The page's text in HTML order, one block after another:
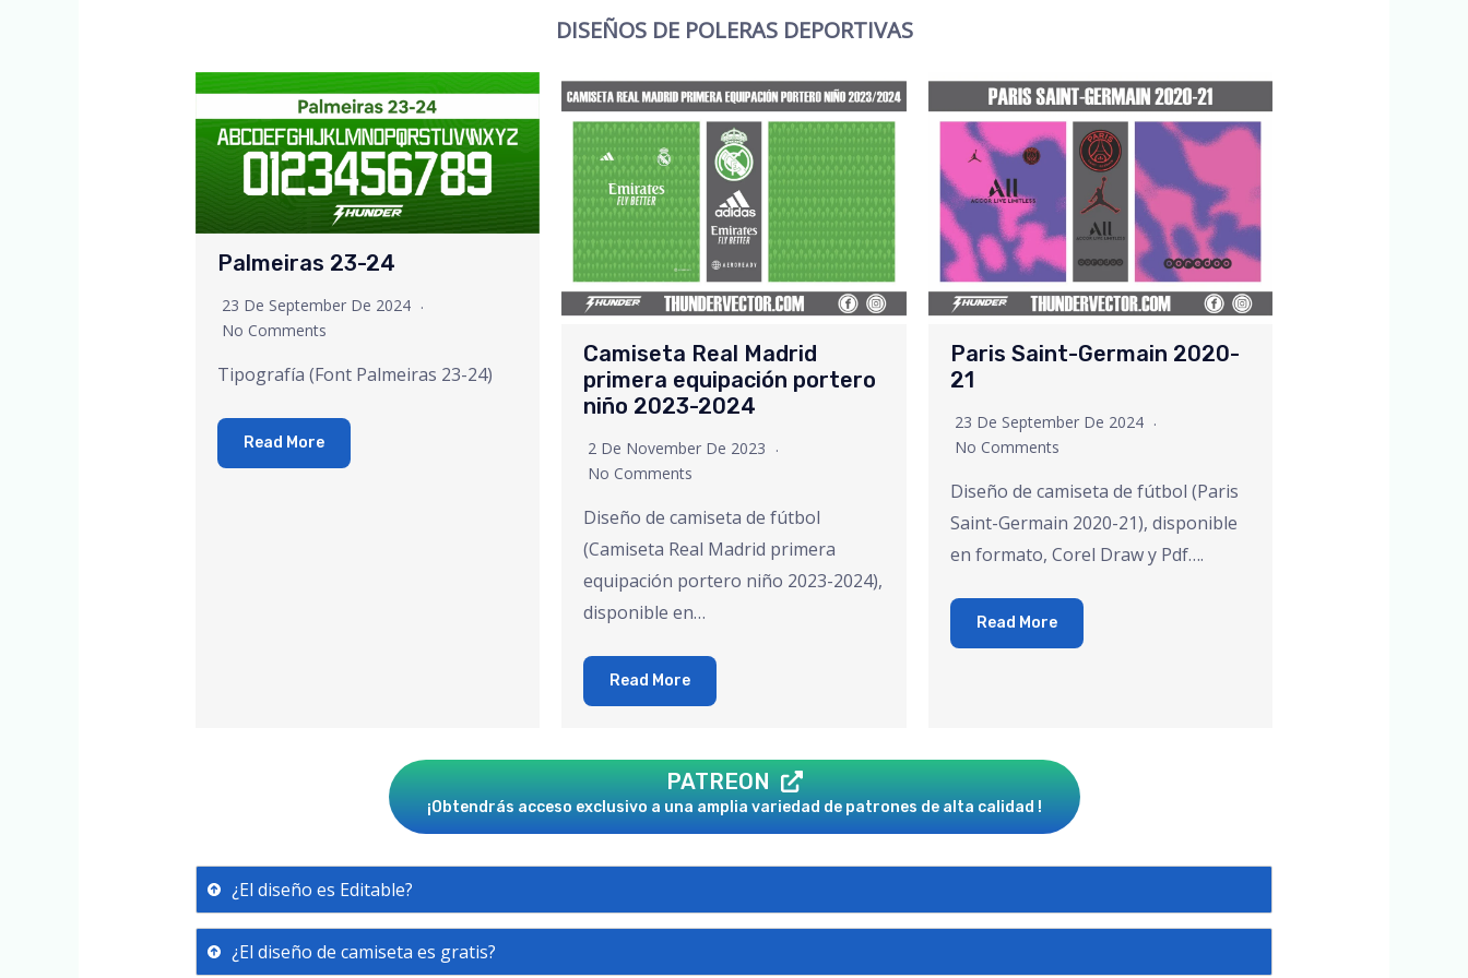
DISEÑOS DE POLERAS DEPORTIVAS
Palmeiras 23-24
23 De September De 2024
No Comments
Tipografía (Font Palmeiras 23-24)
Read More
Camiseta Real Madrid
primera equipación portero
niño 2023-2024
2 De November De 2023
No Comments
Diseño de camiseta de fútbol
(Camiseta Real Madrid primera
equipación portero niño 2023-2024),
disponible en…
Read More
Paris Saint-Germain 2020-
21
23 De September De 2024
No Comments
Diseño de camiseta de fútbol (Paris
Saint-Germain 2020-21), disponible
en formato, Corel Draw y Pdf….
Read More
PATREON
¡Obtendrás acceso exclusivo a una amplia variedad de patrones de alta calidad !
¿El diseño es Editable?
¿El diseño de camiseta es gratis?